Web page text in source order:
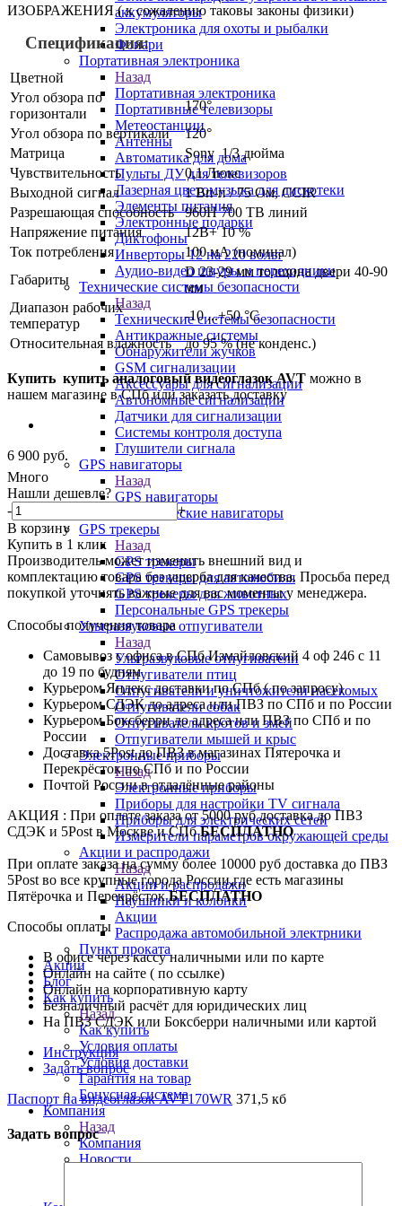
аккумуляторы
Электроника для охоты и рыбалки
Фонари
Портативная электроника
Назад
Портативная электроника
Портативные телевизоры
Метеостанции
Антенны
Автоматика для дома
Пульты ДУ для телевизоров
Лазерная цветомузыка для дискотеки
Элементы питания
Электронные подарки
Диктофоны
Инверторы 12 на 220 вольт
Аудио-видео шнуры и переходники
Технические системы безопасности
Назад
Технические системы безопасности
Антикражные системы
Обнаружители жучков
GSM сигнализации
Аксессуары для сигнализации
Автономные сигнализации
Датчики для сигнализации
Системы контроля доступа
Глушители сигнала
GPS навигаторы
Назад
GPS навигаторы
Туристические навигаторы
GPS трекеры
Назад
GPS трекеры
GPS трекеры для автомобиля
GPS трекеры для животных
Персональные GPS трекеры
Ультразвуковые отпугиватели
Назад
Ультразвуковые отпугиватели
Отпугиватели птиц
Отпугиватели и уничтожители насекомых
Отпугиватели собак
Отпугиватели кротов и змей
Отпугиватели мышей и крыс
Электронные приборы
Назад
Электронные приборы
Приборы для настройки TV сигнала
Приборы для электрических сетей
Измерители параметров окружающей среды
Акции и распродажи
Назад
Акции и распродажи
Наушники и колонки
Акции
Распродажа автомобильной электрники
Пункт проката
Акции
Блог
Как купить
Назад
Как купить
Условия оплаты
Условия доставки
Гарантия на товар
Бонусная система
Компания
Назад
Компания
Новости
ИЗОБРАЖЕНИЯ ( к сожалению таковы законы физики)
Спецификация:
Цветной
Угол обзора по
горизонтали
170°
Угол обзора по вертикали
120°
Матрица
Sony 1/3 дюйма
Чувствительность
0,1 Люкс
Выходной сигнал
1 Вп-п / 75 Ом, CCIR
Разрешающая способность
960H 700 TB линий
Напряжение питания
12В+ 10 %
Ток потребления
100 мА (номинал)
Габариты
D 23-29 мм толщина двери 40-90
мм
Диапазон рабочих
температур
-10 ...+50 °С
Относительная влажность
до 95 % (не конденс.)
Купить купить аналоговый видеоглазок AVT можно в
нашем магазине в СПб или заказать доставку
6 900 руб.
Много
Нашли дешевле?
-
+
В корзину
Купить в 1 клик
Производитель может изменить внешний вид и
комплектацию товара без ущерба для качества. Просьба перед
покупкой уточнять важные для вас моменты у менеджера.
Способы получения товара
Самовывоз с офиса в СПб Измайловский 4 оф 246 с 11
до 19 по будням
Курьером Яндекс доставки по СПб ( по запросу)
Курьером СДЭК до адреса или ПВЗ по СПб и по России
Курьером Боксберри до адреса или ПВЗ по СПб и по
России
Доставка 5Post до ПВЗ в магазинах Пятерочка и
Перекрёсток по СПб и по России
Почтой России в отдалённые районы
АКЦИЯ : При оплате заказа от 5000 руб доставка до ПВЗ
СДЭК и 5Post в Москве и СПбБЕСПЛАТНО
При оплате заказа на сумму более 10000 руб доставка до ПВЗ
5Post во все крупные города России,где есть магазины
Пятёрочка и ПерекрёстокБЕСПЛАТНО
Способы оплаты
В офисе через кассу наличными или по карте
Онлайн на сайте ( по ссылке)
Онлайн на корпоративную карту
Безналичный расчёт для юридических лиц
На ПВЗ СДЭК или Боксберри наличными или картой
Инструкция
Задать вопрос
Паспорт на видеоглазок AVT170WR 371,5 кб
Задать вопрос